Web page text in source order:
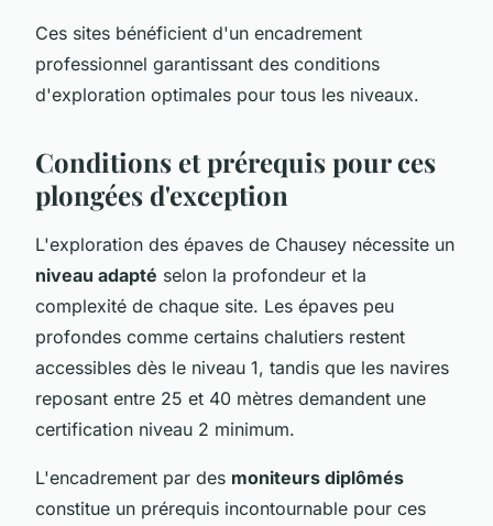
Ces sites bénéficient d'un encadrement
professionnel garantissant des conditions
d'exploration optimales pour tous les niveaux.
Conditions et prérequis pour ces
plongées d'exception
L'exploration des épaves de Chausey nécessite un
niveau adapté selon la profondeur et la
complexité de chaque site. Les épaves peu
profondes comme certains chalutiers restent
accessibles dès le niveau 1, tandis que les navires
reposant entre 25 et 40 mètres demandent une
certification niveau 2 minimum.
L'encadrement par des moniteurs diplômés
constitue un prérequis incontournable pour ces